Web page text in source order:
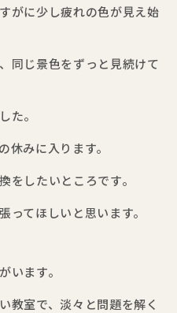
がに少し疲れの色が見え始
同じ景色をずっと見続けて
た。
休みに入ります。
をしたいところです。
ってほしいと思います。
います。
教室で、淡々と問題を解く